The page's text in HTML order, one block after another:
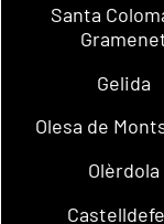
Santa
Gelida
Olesa de
Olèrdola